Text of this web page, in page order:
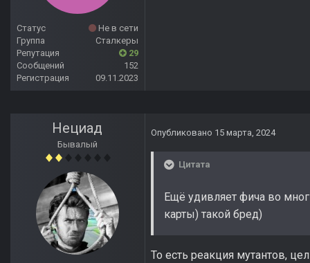
Статус
Не в сети
Группа
Сталкеры
Репутация
29
Сообщений
152
Регистрация
09.11.2023
Нециад
Бывалый
Опубликовано 15 марта, 2024
Цитата
Ещё удивляет фича во
карты) такой бред)
То есть реакция мутантов,